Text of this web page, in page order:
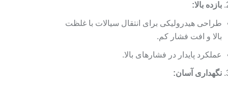
بازده بالا:
طراحی هیدرولیکی برای انتقال سیالات با غلظت
بالا و افت فشار کم.
عملکرد پایدار در فشارهای بالا.
نگهداری آسان: